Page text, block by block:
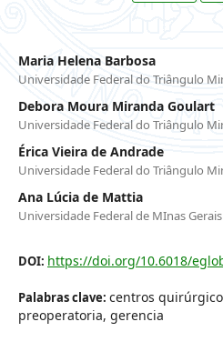
Maria Helena Barbosa
Universidade Federal do Triângulo
Debora Moura Miranda Goulart
Universidade Federal do Triângulo
Érica Vieira de Andrade
Universidade Federal do Triângulo
Ana Lúcia de Mattia
Universidade Federal de MInas
DOI: https://doi.org/10.6018/
Palabras clave: centros
preoperatoria, gerencia